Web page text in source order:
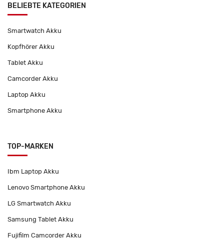
BELIEBTE KATEGORIEN
Smartwatch Akku
Kopfhörer Akku
Tablet Akku
Camcorder Akku
Laptop Akku
Smartphone Akku
TOP-MARKEN
Ibm Laptop Akku
Lenovo Smartphone Akku
LG Smartwatch Akku
Samsung Tablet Akku
Fujifilm Camcorder Akku